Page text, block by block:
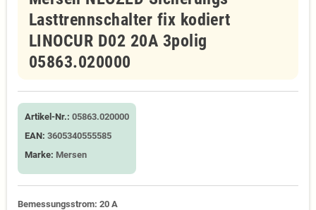
Lasttrennschalter fix kodiert
LINOCUR D02 20A 3polig
05863.020000
Artikel-Nr.: 05863.020000
EAN: 3605340555585
Marke: Mersen
Bemessungsstrom: 20 A